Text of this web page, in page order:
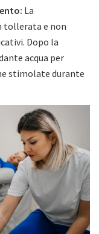
La
tollerata e non
Dopo la
acqua per
stimolate durante